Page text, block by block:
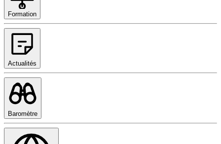
Formation
Actualités
Baromètre